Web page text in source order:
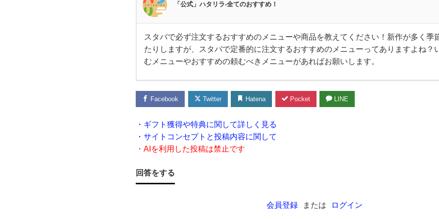
「公式」ハタリラ-全てのおすすめ！
ス
タ
バ
で必
ず注
文す
る
スタバで必ず注文するおすすめのメニューや商品を教えてください！新作が多く季
たりしますが、スタバで定番的に注文するおすすめのメニューってありますよね？
むメニューやおすすめの頼むべきメニューがあればお願いします。
Facebook Twitter Hatena Pocket LINE
・ギフト獲得や特典に関して詳しく見る
・サイトコンセプトと投稿内容に関して
・AIを利用した投稿は禁止です
回答をする
会員登録 または ログイン